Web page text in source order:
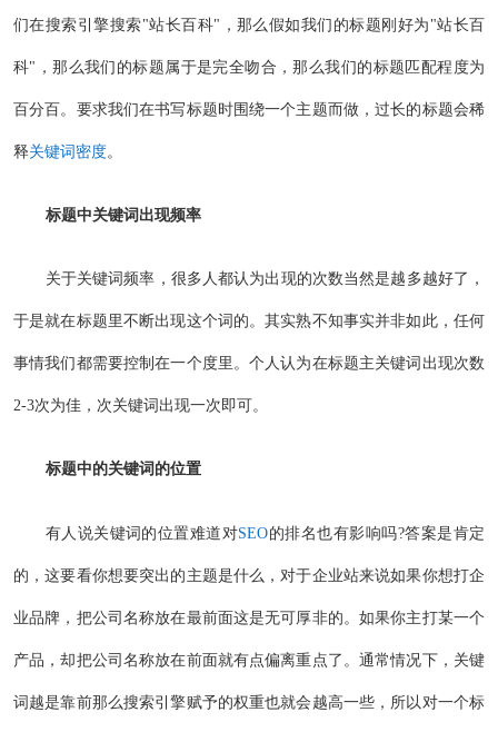
们在搜索引擎搜索"站长百科"，那么假如我们的标题刚好为"站长百
科"，那么我们的标题属于是完全吻合，那么我们的标题匹配程度为
百分百。要求我们在书写标题时围绕一个主题而做，过长的标题会稀
释关键词密度。
标题中关键词出现频率
关于关键词频率，很多人都认为出现的次数当然是越多越好了，
于是就在标题里不断出现这个词的。其实熟不知事实并非如此，任何
事情我们都需要控制在一个度里。个人认为在标题主关键词出现次数
2-3次为佳，次关键词出现一次即可。
标题中的关键词的位置
有人说关键词的位置难道对SEO的排名也有影响吗?答案是肯定
的，这要看你想要突出的主题是什么，对于企业站来说如果你想打企
业品牌，把公司名称放在最前面这是无可厚非的。如果你主打某一个
产品，却把公司名称放在前面就有点偏离重点了。通常情况下，关键
词越是靠前那么搜索引擎赋予的权重也就会越高一些，所以对一个标